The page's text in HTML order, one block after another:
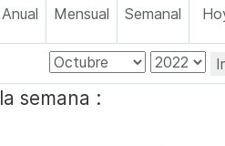
Anual Mensual Semanal
semana :